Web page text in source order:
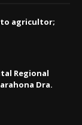
agricultor;
Regional
Dra.